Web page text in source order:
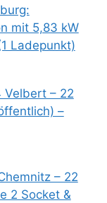
mit 5,83 kW
Ladepunkt)
– 22
–
– 22
2 Socket &